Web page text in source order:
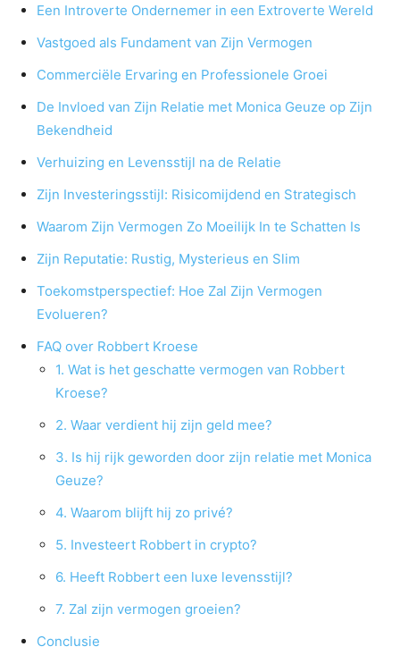
Een Introverte Ondernemer in een Extroverte Wereld
Vastgoed als Fundament van Zijn Vermogen
Commerciële Ervaring en Professionele Groei
De Invloed van Zijn Relatie met Monica Geuze op Zijn
Bekendheid
Verhuizing en Levensstijl na de Relatie
Zijn Investeringsstijl: Risicomijdend en Strategisch
Waarom Zijn Vermogen Zo Moeilijk In te Schatten Is
Zijn Reputatie: Rustig, Mysterieus en Slim
Toekomstperspectief: Hoe Zal Zijn Vermogen
Evolueren?
FAQ over Robbert Kroese
1. Wat is het geschatte vermogen van Robbert
Kroese?
2. Waar verdient hij zijn geld mee?
3. Is hij rijk geworden door zijn relatie met Monica
Geuze?
4. Waarom blijft hij zo privé?
5. Investeert Robbert in crypto?
6. Heeft Robbert een luxe levensstijl?
7. Zal zijn vermogen groeien?
Conclusie